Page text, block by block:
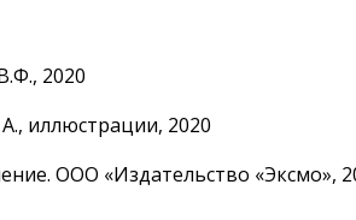
2020
иллюстрации, 2020
ООО «Издательство «Эксмо»,